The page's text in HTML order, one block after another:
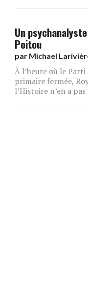
Un
Poitou
par Michael
À l’heure où le
primaire fermée,
l’Histoire n’en a